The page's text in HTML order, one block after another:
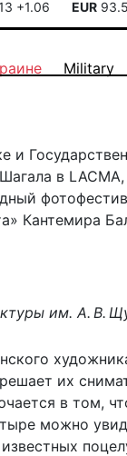
+1.06 EUR
Military
и
в
Кантемира
им. А. В.
их
в том,
можно